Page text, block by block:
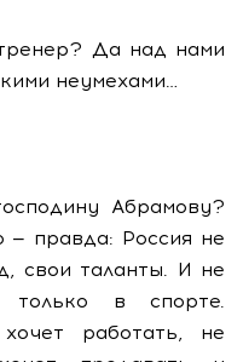
Да над нами
неумехами…
Абрамову?
— правда: Россия не
свои таланты. И не
в спорте.
работать, не